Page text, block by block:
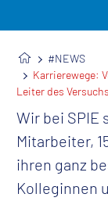
#NEWS
Karrierewege:
Leiter des
Wir bei SPIE
Mitarbeiter,
ihren ganz
Kolleginnen